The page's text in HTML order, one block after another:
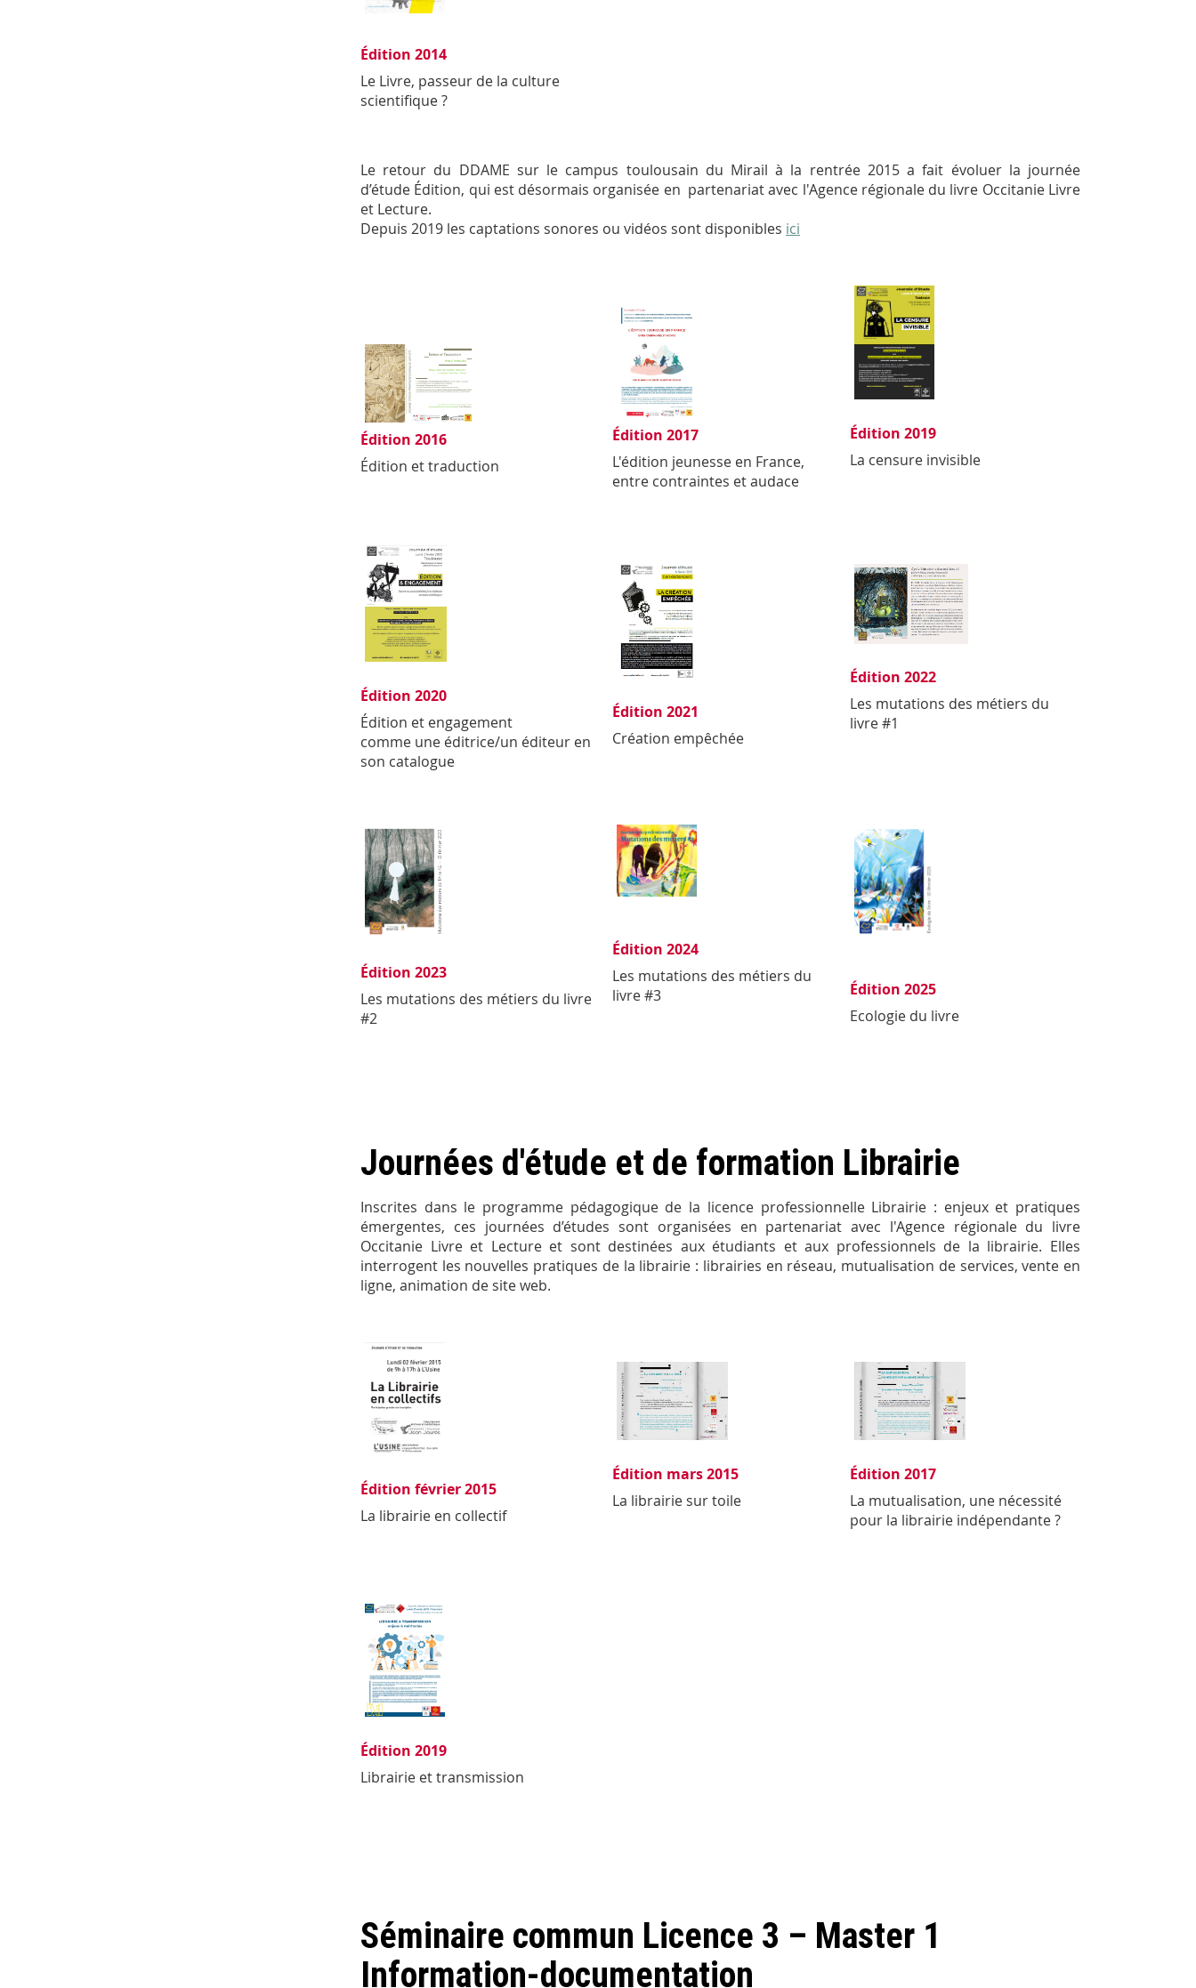
Édition 2014
Le Livre, passeur de la culture
scientifique ?
Le retour du DDAME sur le campus toulousain du Mirail à la rentrée 2015 a fait évoluer la journée
d’étude Édition, qui est désormais organisée en partenariat avec l'Agence régionale du livre Occitanie Livre
et Lecture.
Depuis 2019 les captations sonores ou vidéos sont disponibles ici
Édition 2016
Édition et traduction
Édition 2017
L'édition jeunesse en France,
entre contraintes et audace
Édition 2019
La censure invisible
Édition 2020
Édition et engagement
comme une éditrice/un éditeur en
son catalogue
Édition 2021
Création empêchée
Édition 2022
Les mutations des métiers du
livre #1
Édition 2023
Les mutations des métiers du livre
#2
Édition 2024
Les mutations des métiers du
livre #3
Édition 2025
Ecologie du livre
Journées d'étude et de formation Librairie
Inscrites dans le programme pédagogique de la licence professionnelle Librairie : enjeux et pratiques
émergentes, ces journées d’études sont organisées en partenariat avec l'Agence régionale du livre
Occitanie Livre et Lecture et sont destinées aux étudiants et aux professionnels de la librairie. Elles
interrogent les nouvelles pratiques de la librairie : librairies en réseau, mutualisation de services, vente en
ligne, animation de site web.
Édition février 2015
La librairie en collectif
Édition mars 2015
La librairie sur toile
Édition 2017
La mutualisation, une nécessité
pour la librairie indépendante ?
Édition 2019
Librairie et transmission
Séminaire commun Licence 3 – Master 1
Information-documentation